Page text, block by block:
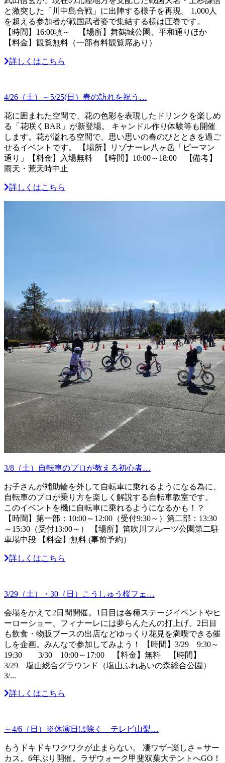
と激突した「川中島合戦」に出陣する様子を再現。 1,000人
を超える参加者が戦国武者姿で集結する様は圧巻です。
【時間】16:00頃～ 【場所】舞鶴城公園、平和通りほか
【料金】観覧無料（一部有料観覧席あり）
詳しくはこちら
4/26（土）～5/25(日）春の訪れを祝う…
花に囲まれた空間で、花の色彩を表現したドリンクを楽しめ
る「花咲くBAR」が新登場。 キャンドル作り体験等も開催
します。花が溢れる空間で、思い思いの春のひとときを過ご
せるイベントです。 【場所】リゾナーレ八ヶ岳「ピーマン
通り」【料金】入場無料 【時間】10:00～18:00 【備考】
雨天・荒天時中止
詳しくはこちら
3/8（土）自転車のプロが教える初心者…
お子さんが補助輪を外して自転車に乗れるようになる為に、
自転車のプロが乗り方を楽しく解説する自転車教室です。
このイベントを機に自転車に乗れるようになるかも！？
【時間】第一部：10:00～12:00（受付9:30～）第二部：13:30
～15:30（受付13:00～） 【場所】笛吹川フルーツ公園第二駐
車場中段 【料金】無料 (事前予約）
詳しくはこちら
3/29（土）・30（日）こうしゅう桜フェ…
会場をかえて2日間開催。1日目は各種ステージイベントやヒ
ーローショー、フィナーレには夢らんたんの打上げ。2日目
も飲食・物販ブースの出店などゆっくり花見を満喫できる催
しを企画。みんなで参加してみよう！ 【時間】3/29 9:30～
19:30 3/30 10:00～17:00 【料金】無料 【時間】
3/29 塩山総合グラウンド（塩山ふれあいの森総合公園）
3/...
詳しくはこちら
～4/6（日）※休演日は除く テレビ山梨…
もうドキドキワクワクが止まらない。 凄ワザ+楽しさ＝サー
カス。6年ぶり開催。ラザウォーク甲斐双葉大テントへGO！